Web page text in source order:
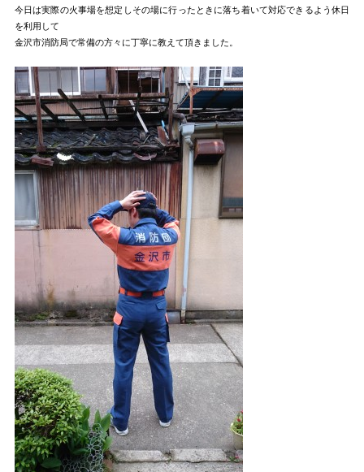
今日は実際の火事場を想定しその場に行ったときに落ち着いて対応できるよう休日
を利用して
金沢市消防局で常備の方々に丁寧に教えて頂きました。